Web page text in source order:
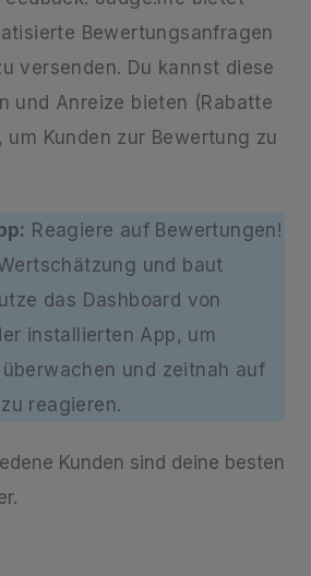
Bewertungsanfragen
versenden. Du kannst diese
und Anreize bieten (Rabatte
um Kunden zur Bewertung zu
Reagiere auf Bewertungen!
und baut
das Dashboard von
installierten App, um
und zeitnah auf
reagieren.
Kunden sind deine besten